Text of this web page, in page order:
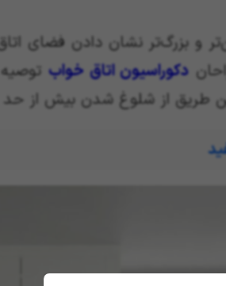
و بزرگ‌تر نشان دادن فضای
دکوراسیون اتاق خواب
طریق از شلوغ شدن بیش از